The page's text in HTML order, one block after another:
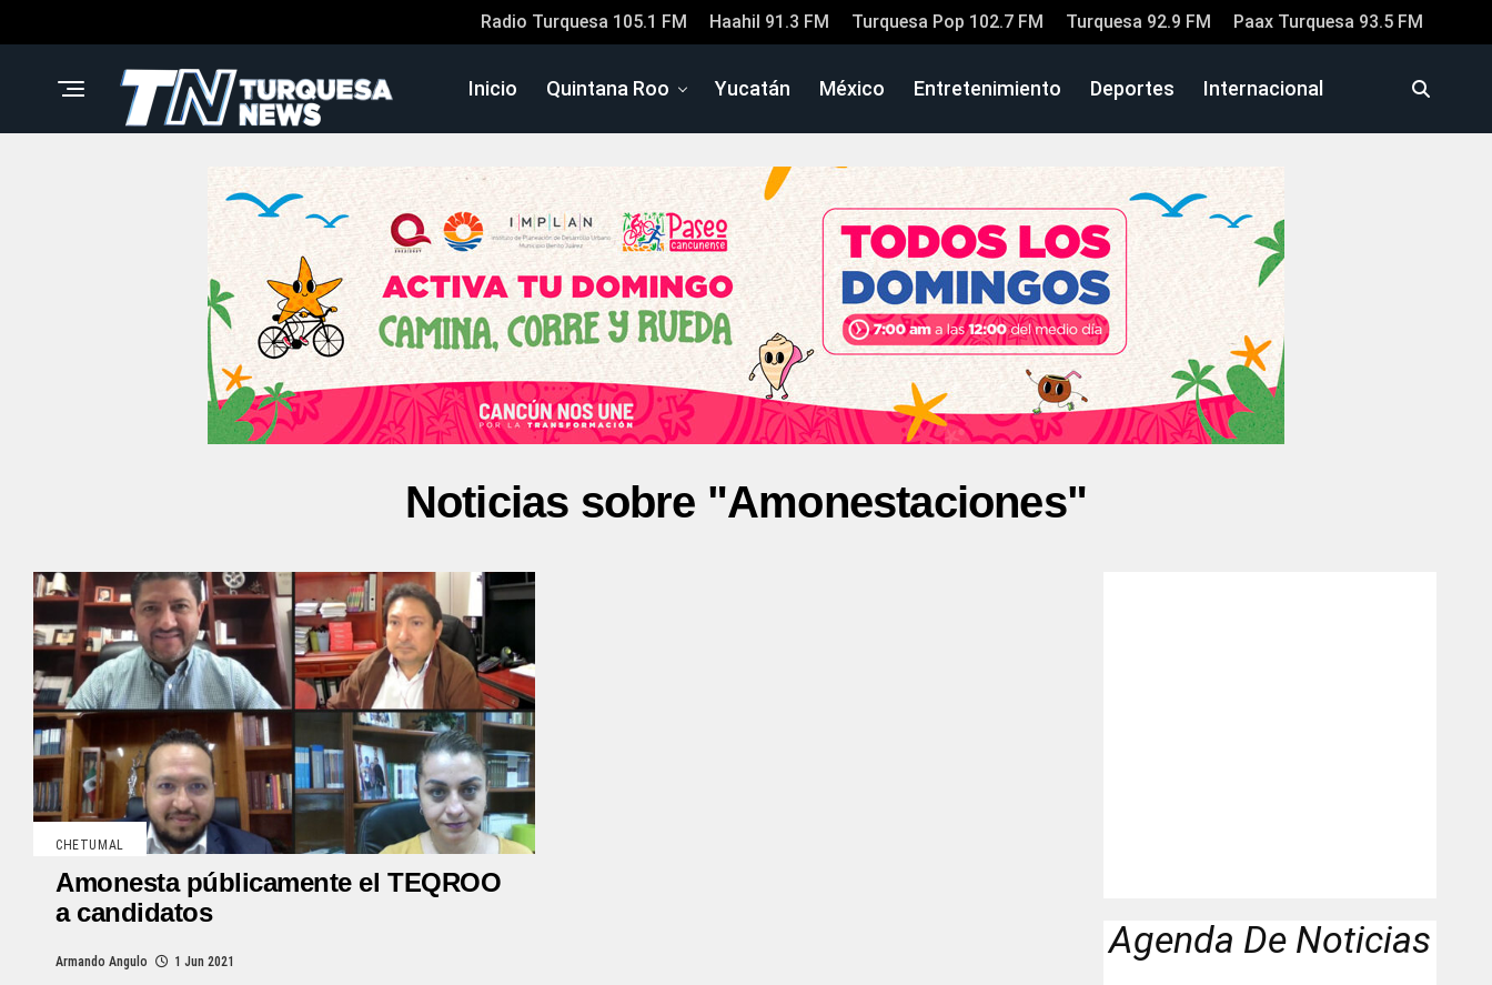
Radio Turquesa 105.1 FM Haahil 91.3 FM Turquesa Pop 102.7 FM Turquesa 92.9 FM Paax Turquesa 93.5 FM
Inicio Quintana Roo Yucatán México Entretenimiento Deportes Internacional
Noticias sobre "Amonestaciones"
CHETUMAL
Amonesta públicamente el TEQROO
a candidatos
Armando Angulo 1 Jun 2021 Agenda De Noticias